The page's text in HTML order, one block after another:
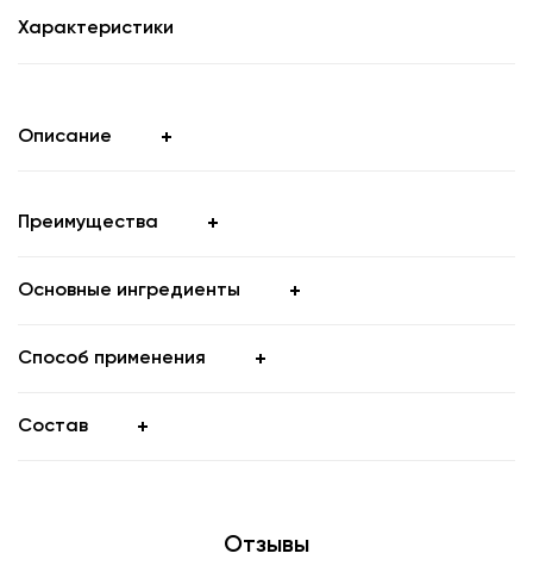
Характеристики
Описание
Преимущества
Основные ингредиенты
Способ применения
Состав
Отзывы